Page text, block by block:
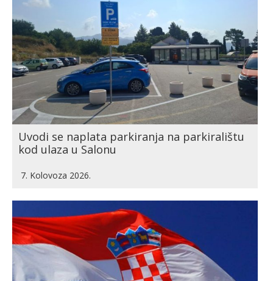
Uvodi se naplata parkiranja na parkiralištu
kod ulaza u Salonu
7. Kolovoza 2026.